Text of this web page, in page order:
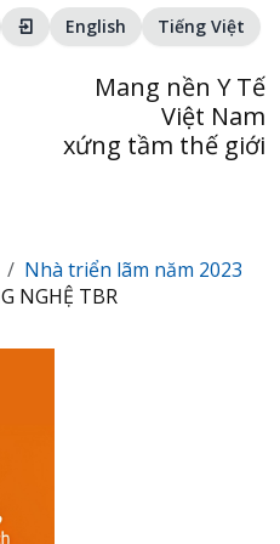
English Tiếng Việt
Mang nền Y Tế
Việt Nam
xứng tầm thế giới
Nhà triển lãm năm 2023
NGHỆ TBR